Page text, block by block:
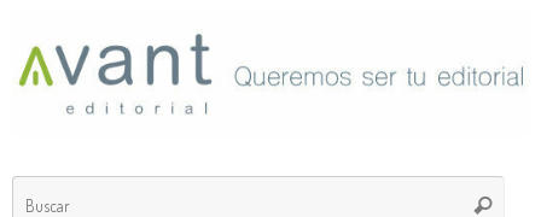
contenido
Buscar